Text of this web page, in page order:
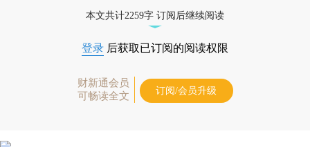
本文共计2259字 订阅后继续阅读
登录 后获取已订阅的阅读权限
财新通会员
可畅读全文
订阅/会员升级